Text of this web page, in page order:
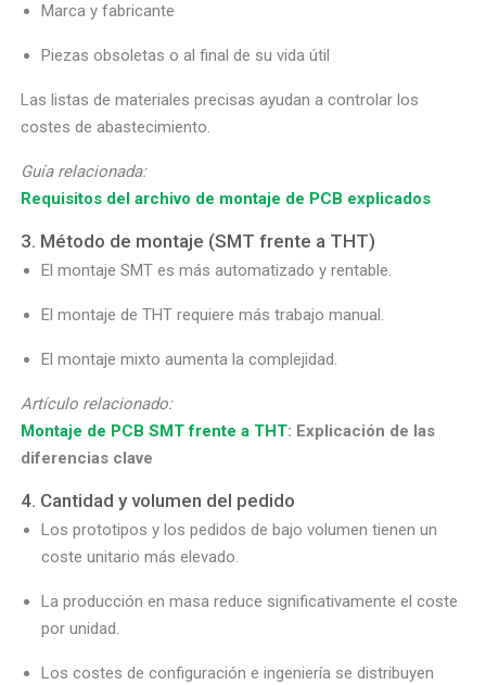
Marca y fabricante
Piezas obsoletas o al final de su vida útil
Las listas de materiales precisas ayudan a controlar los
costes de abastecimiento.
Guía relacionada:
Requisitos del archivo de montaje de PCB explicados
3. Método de montaje (SMT frente a THT)
El montaje SMT es más automatizado y rentable.
El montaje de THT requiere más trabajo manual.
El montaje mixto aumenta la complejidad.
Artículo relacionado:
Montaje de PCB SMT frente a THT: Explicación de las
diferencias clave
4. Cantidad y volumen del pedido
Los prototipos y los pedidos de bajo volumen tienen un
coste unitario más elevado.
La producción en masa reduce significativamente el coste
por unidad.
Los costes de configuración e ingeniería se distribuyen